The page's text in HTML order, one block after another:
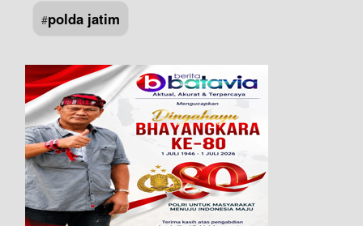
#polda jatim